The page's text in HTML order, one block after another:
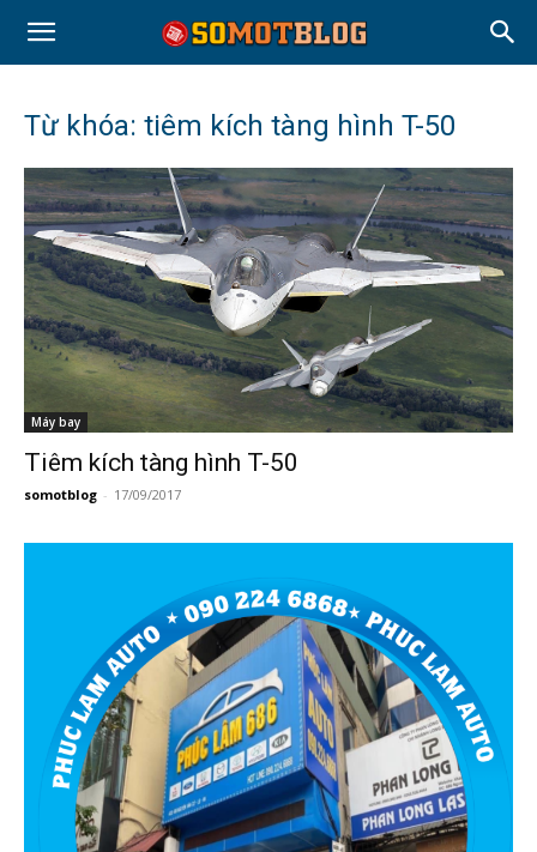
Từ khóa: tiêm kích tàng hình T-50
Máy bay
Tiêm kích tàng hình T-50
somotblog - 17/09/2017